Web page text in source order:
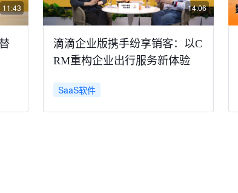
11:43 14:06
滴滴企业版携手纷享销客：以C
RM重构企业出行服务新体验
SaaS软件